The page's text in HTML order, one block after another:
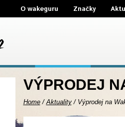
O wakeguru Značky
VÝPRODEJ
Home/Aktuality/ Výprodej na